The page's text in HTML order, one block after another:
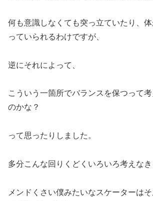
何も意識しなくても突っ立ていたり、
っていられるわけですが、
逆にそれによって、
こういう一箇所でバランスを保つって
のかな？
って思ったりしました。
多分こんな回りくどくいろいろ考えな
メンドくさい僕みたいなスケーターは